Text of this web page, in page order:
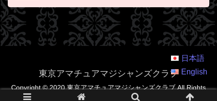
日本語
English
東京アマチュアマジシャンズクラブ
Copyright © 2020 東京アマチュアマジシャンズクラブ All Rights